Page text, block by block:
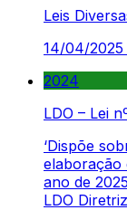
Leis
14/04/2025
2024
LDO – Lei
‘Dispõe
elaboração
ano de
LDO